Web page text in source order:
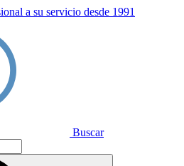
Buscar